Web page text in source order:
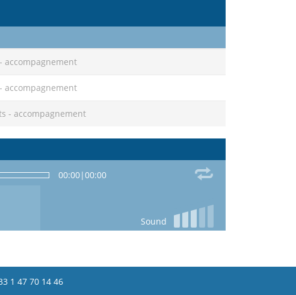
accompagnement
accompagnement
- accompagnement
00:00|00:00
Sound
1 47 70 14 46